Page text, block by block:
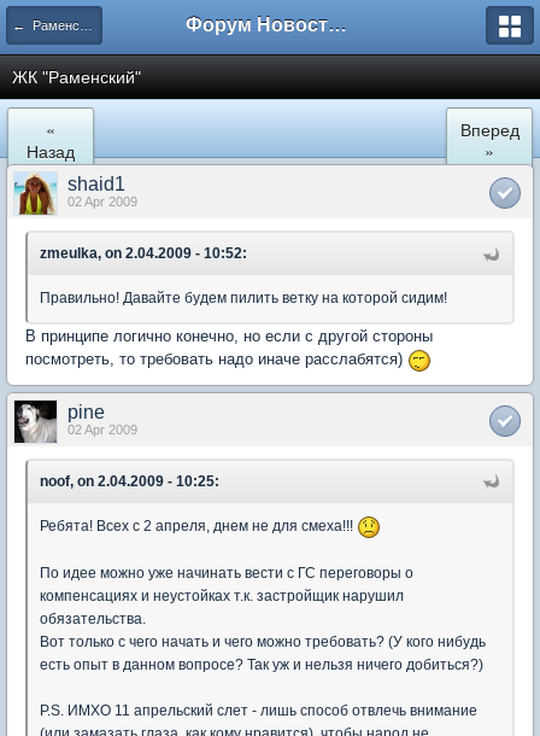
← Раменское Форум Новостройки
ЖК "Рaменский"
«
Назад
Вперед
»
shaid1
02 Apr 2009
zmeulka, on 2.04.2009 - 10:52:
Правильно! Давайте будем пилить ветку на которой сидим!
В принципе логично конечно, но если с другой стороны
посмотреть, то требовать надо иначе расслабятся)
pine
02 Apr 2009
noof, on 2.04.2009 - 10:25:
Ребята! Всех с 2 апреля, днем не для смеха!!!
По идее можно уже начинать вести с ГС переговоры о
компенсациях и неустойках т.к. застройщик нарушил
обязательства.
Вот только с чего начать и чего можно требовать? (У кого нибудь
есть опыт в данном вопросе? Так уж и нельзя ничего добиться?)
P.S. ИМХО 11 апрельский слет - лишь способ отвлечь внимание